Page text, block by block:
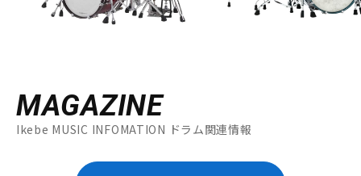
MAGAZINE
Ikebe MUSIC INFOMATION ドラム関連情報